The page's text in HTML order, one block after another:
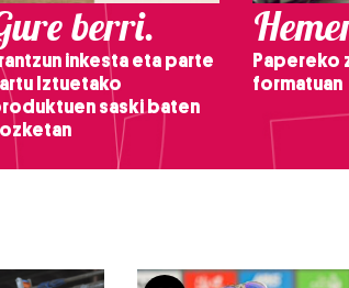
berri.
inkesta eta parte
Iztuetako
saski baten
Papereko
formatuan